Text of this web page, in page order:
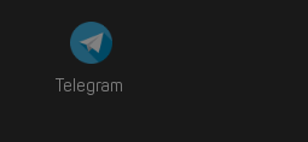
Telegram